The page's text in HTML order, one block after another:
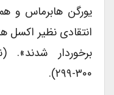
یورگن هابرماس و
انتقادی نظیر اکسل
۳۰۰-۲۹۹).